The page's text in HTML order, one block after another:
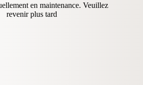
en maintenance. Veuillez
revenir plus tard